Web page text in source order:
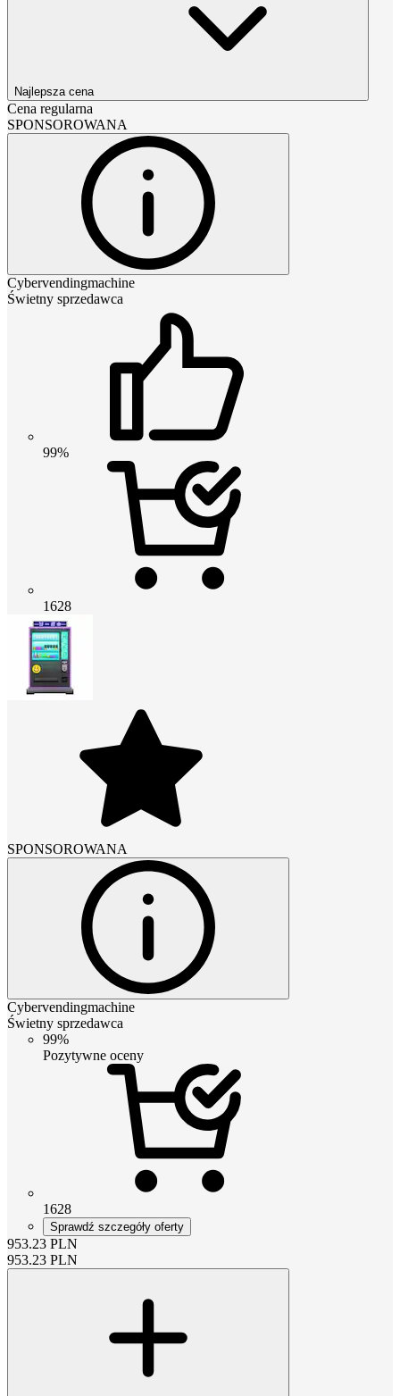
Najlepsza cena
Cena regularna
SPONSOROWANA
Cybervendingmachine
Świetny sprzedawca
99%
1628
SPONSOROWANA
Cybervendingmachine
Świetny sprzedawca
99%
Pozytywne oceny
1628
Sprawdź szczegóły oferty
953.23 PLN
953.23 PLN